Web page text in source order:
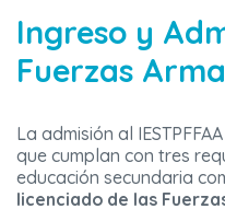
Ingreso y
Fuerzas
La admisión al
que cumplan con tres
educación secundaria
licenciado de las